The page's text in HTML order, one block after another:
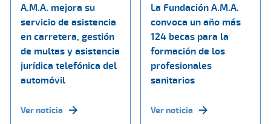
A.M.A. mejora su
servicio de asistencia
en carretera, gestión
de multas y asistencia
jurídica telefónica del
automóvil
Ver noticia
La Fundación A.M.A.
convoca un año más
124 becas para la
formación de los
profesionales
sanitarios
Ver noticia